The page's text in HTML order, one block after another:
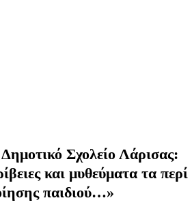
Σχολείο Λάρισας:
και μυθεύματα τα περί
παιδιού…»